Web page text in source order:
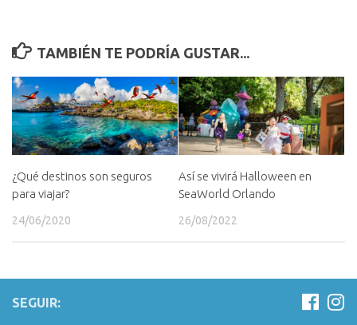
TAMBIÉN TE PODRÍA GUSTAR...
¿Qué destinos son seguros
para viajar?
24/06/2020
Así se vivirá Halloween en
SeaWorld Orlando
26/08/2022
SEGUIR: